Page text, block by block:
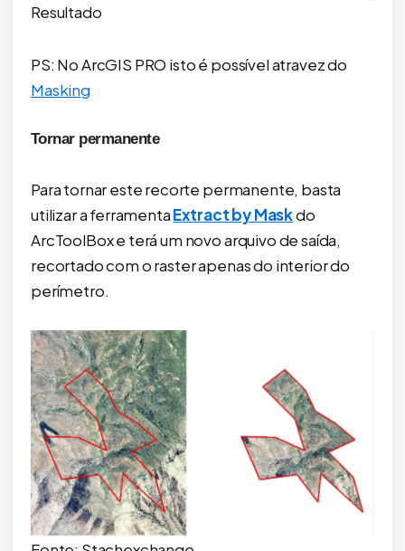
Resultado
PS: No ArcGIS PRO isto é possível atravez do
Masking
Tornar permanente
Para tornar este recorte permanente, basta
utilizar a ferramentaExtract by Maskdo
ArcToolBox e terá um novo arquivo de saída,
recortado com o raster apenas do interior do
perímetro.